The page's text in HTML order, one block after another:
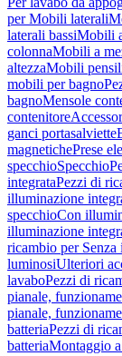
per Mobili laterali
laterali bassiMobili
colonnaMobili a
altezzaMobili
mobili per bagno
bagnoMensole
contenitore
ganci portasalviette
magnetichePrese
specchioSpecchio
integrataPezzi di
illuminazione
specchioCon
illuminazione
ricambio per
luminosiUlteriori
lavaboPezzi di
pianale,
pianale,
batteriaPezzi di
batteriaMontaggio